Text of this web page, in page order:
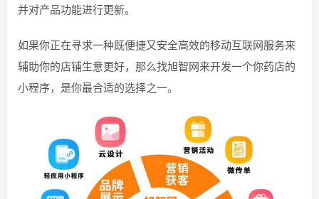
并对产品功能进行更新。
如果你正在寻求一种既便捷又安全高效的移动互联网服务来
辅助你的店铺生意更好，那么找旭智网来开发一个你药店的
小程序，是你最合适的选择之一。